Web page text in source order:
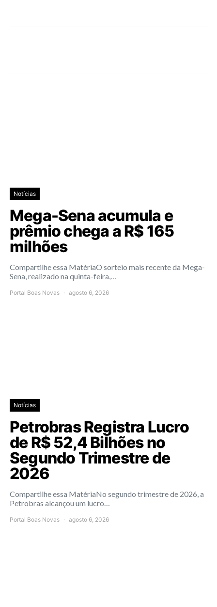
Notícias
Mega-Sena acumula e
prêmio chega a R$ 165
milhões
Compartilhe essa MatériaO sorteio mais recente da Mega-
Sena, realizado na quinta-feira,…
Portal Boas Novas agosto 6, 2026
Notícias
Petrobras Registra Lucro
de R$ 52,4 Bilhões no
Segundo Trimestre de
2026
Compartilhe essa MatériaNo segundo trimestre de 2026, a
Petrobras alcançou um lucro…
Portal Boas Novas agosto 6, 2026